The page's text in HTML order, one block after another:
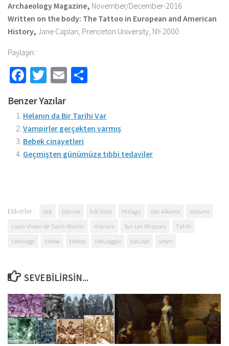
Archaeology Magazine, November/December-2016
Written on the body: The Tattoo in European and American
History, Jane Caplan, Prenceton University, NY-2000
Paylaşın:
Facebook
Twitter
Email
Benzer Yazılar
Helanın da Bir Tarihi Var
Vampirler gerçekten varmış
Bebek cinayetleri
Geçmişten günümüze tıbbi tedaviler
Etikerler: dek Dövme hâl kübi Hülagü ibn Alkami
irezumi
Louis Vivien de Saint-Martin
marara Sur Les Khazars
Tahiti
tatouage
tatow tattoo tatuaggio tatuaje veşm
SEVEBILIRSIN...